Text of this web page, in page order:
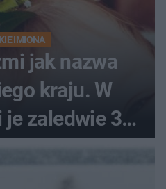
IMIONA
jak nazwa
kraju. W
je zaledwie 3